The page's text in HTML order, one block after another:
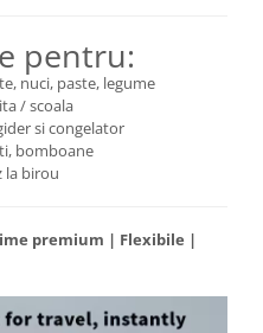
pentru:
nuci, paste, legume
/ scoala
si congelator
bomboane
la birou
premium | Flexibile |